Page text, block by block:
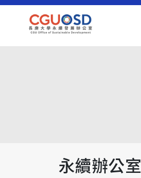
永續辦公室